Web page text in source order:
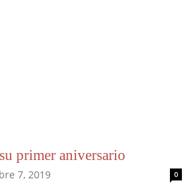
primer aniversario
7, 2019 0